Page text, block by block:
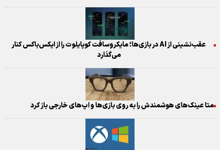
عقب‌نشینی از AI در بازی‌ها؛ مایکروسافت کوپایلوت را از ایکس‌باکس کنار
می‌گذارد
متا عینک‌های هوشمندش را به روی بازی‌ها و اپ‌های خارجی باز کرد